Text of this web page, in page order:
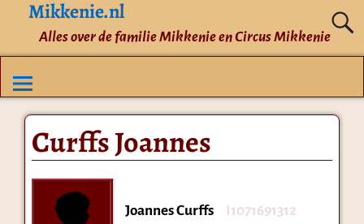
Mikkenie.nl
Alles over de familie Mikkenie en Circus Mikkenie
Curffs Joannes
Joannes Curffs I1071691312